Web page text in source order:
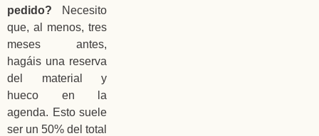
pedido?
Necesito
que, al menos, tres
meses antes,
hagáis una reserva
del material y
hueco en la
agenda. Esto suele
ser un 50% del total